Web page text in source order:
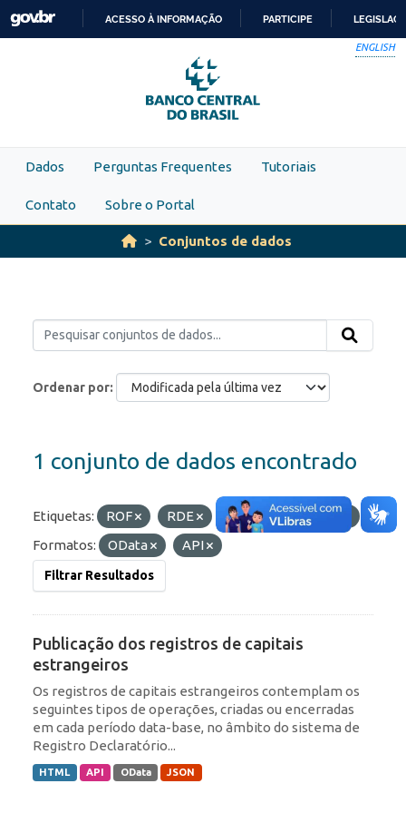
Skip to main content
PARA
O
CONTEÚDO
ACESSO À INFORMAÇÃO PARTICIPE
ENGLISH
Dados Perguntas Frequentes Tutoriais
Contato Sobre o Portal
Conjuntos de dados
Ordenar por
1 conjunto de dados encontrado
Etiquetas: ROF RDE IED
Portfólio
Formatos:
OData API
Filtrar Resultados
Publicação dos registros de capitais
estrangeiros
Os registros de capitais estrangeiros contemplam os
seguintes tipos de operações, criadas ou encerradas
em cada período data-base, no âmbito do sistema de
Registro Declaratório...
HTML API OData JSON